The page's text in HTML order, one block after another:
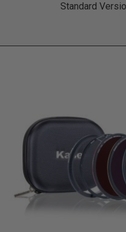
Standard